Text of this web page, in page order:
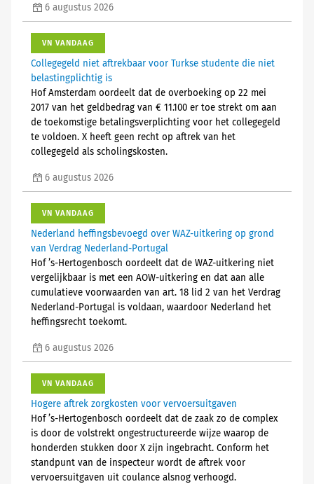
6 augustus 2026
VN VANDAAG
Collegegeld niet aftrekbaar voor Turkse studente die niet
belastingplichtig is
Hof Amsterdam oordeelt dat de overboeking op 22 mei
2017 van het geldbedrag van € 11.100 er toe strekt om aan
de toekomstige betalingsverplichting voor het collegegeld
te voldoen. X heeft geen recht op aftrek van het
collegegeld als scholingskosten.
6 augustus 2026
VN VANDAAG
Nederland heffingsbevoegd over WAZ-uitkering op grond
van Verdrag Nederland-Portugal
Hof ’s-Hertogenbosch oordeelt dat de WAZ-uitkering niet
vergelijkbaar is met een AOW-uitkering en dat aan alle
cumulatieve voorwaarden van art. 18 lid 2 van het Verdrag
Nederland-Portugal is voldaan, waardoor Nederland het
heffingsrecht toekomt.
6 augustus 2026
VN VANDAAG
Hogere aftrek zorgkosten voor vervoersuitgaven
Hof ’s-Hertogenbosch oordeelt dat de zaak zo de complex
is door de volstrekt ongestructureerde wijze waarop de
honderden stukken door X zijn ingebracht. Conform het
standpunt van de inspecteur wordt de aftrek voor
vervoersuitgaven uit coulance alsnog verhoogd.